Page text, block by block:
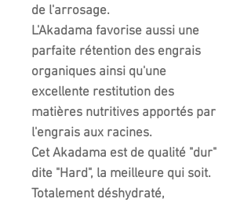
de l'arrosage.
L'Akadama favorise aussi une
parfaite rétention des engrais
organiques ainsi qu'une
excellente restitution des
matières nutritives apportés par
l'engrais aux racines.
Cet Akadama est de qualité "dur"
dite "Hard", la meilleure qui soit.
Totalement déshydraté,